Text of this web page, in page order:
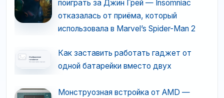
поиграть за Джин Грей — Insomniac
отказалась от приёма, который
использовала в Marvel’s Spider-Man 2
Как заставить работать гаджет от
одной батарейки вместо двух
Монструозная встройка от AMD —